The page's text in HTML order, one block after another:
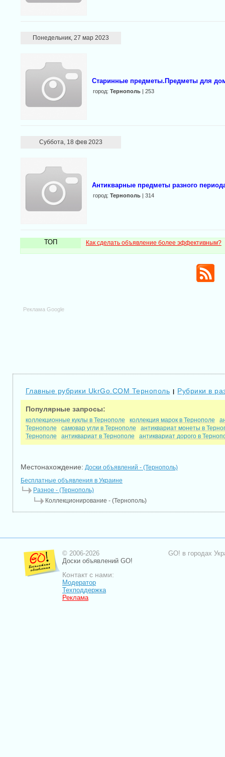
Понедельник, 27 мар 2023
Старинные предметы.Предметы для
город: Тернополь| 253
Суббота, 18 фев 2023
Антикварные предметы разного
город: Тернополь| 314
ТОП Как сделать объявление более эффективным?
Реклама Google
Главные рубрики UkrGo.COM Тернополь | Рубрики в
Популярные запросы:
коллекционные куклы в Тернополе коллекция марок в Тернополе
Тернополе
самовар угли в Тернополе
антиквариат монеты в
Тернополе
антиквариат в Тернополе антиквариат дорого в
Местонахождение: Доски объявлений - (Тернополь)
Бесплатные объявления в Украине
Разное - (Тернополь)
Коллекционирование - (Тернополь)
© 2006-2026
Доски объявлений GO!
Контакт с нами:
Модератор
Техподдержка
Реклама
GO! в городах